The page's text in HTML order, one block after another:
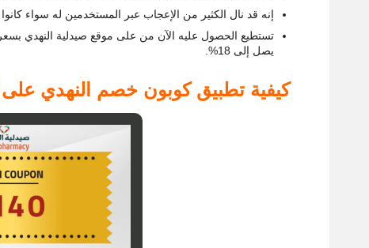
إنه قد نال الكثير من الإعجاب عبر المستخدمين له سواء
تستطيع الحصول عليه الآن من على موقع صيدلية النهدي بسعر 109 ريال سعودي مع تخفيض
يصل إلى 18%.
كيفية تطبيق كوبون خصم النهدي